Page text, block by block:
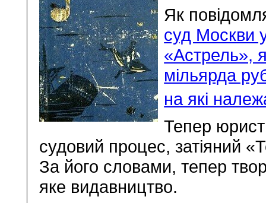
Як
суд Москви
«Астрель»,
мільярда
на які
Тепер
судовий процес, затіяний
За його словами, тепер
яке видавництво.